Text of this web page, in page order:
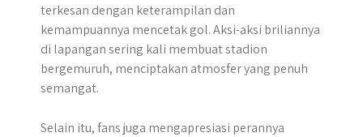
terkesan dengan keterampilan dan
kemampuannya mencetak gol. Aksi-aksi briliannya
di lapangan sering kali membuat stadion
bergemuruh, menciptakan atmosfer yang penuh
semangat.
Selain itu, fans juga mengapresiasi perannya